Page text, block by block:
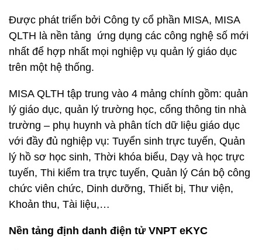
Được phát triển bởi Công ty cổ phần MISA, MISA
QLTH là nền tảng ứng dụng các công nghệ số mới
nhất để hợp nhất mọi nghiệp vụ quản lý giáo dục
trên một hệ thống.
MISA QLTH tập trung vào 4 mảng chính gồm: quản
lý giáo dục, quản lý trường học, cổng thông tin nhà
trường – phụ huynh và phân tích dữ liệu giáo dục
với đầy đủ nghiệp vụ: Tuyển sinh trực tuyến, Quản
lý hồ sơ học sinh, Thời khóa biểu, Dạy và học trực
tuyến, Thi kiểm tra trực tuyến, Quản lý Cán bộ công
chức viên chức, Dinh dưỡng, Thiết bị, Thư viện,
Khoản thu, Tài liệu,…
Nền tảng định danh điện tử VNPT eKYC